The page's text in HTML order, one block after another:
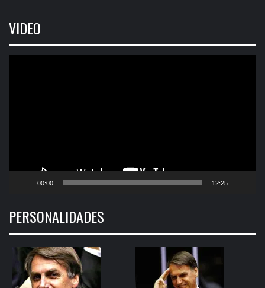
VIDEO
00:00 12:25
PERSONALIDADES